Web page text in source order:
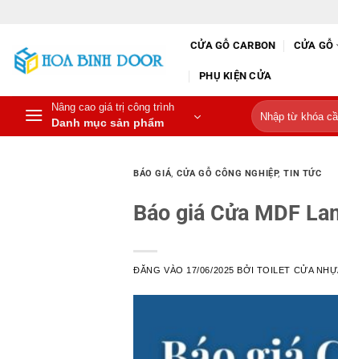
nội
dung
CỬA GỖ CARBON CỬA GỖ
PHỤ KIỆN CỬA
Nâng cao giá trị công trình
Danh mục sản phẩm
Tìm
kiếm:
BÁO GIÁ,CỬA GỖ CÔNG NGHIỆP,TIN TỨC
Báo giá Cửa MDF
ĐĂNG VÀO 17/06/2025 BỞI TOILET CỬA